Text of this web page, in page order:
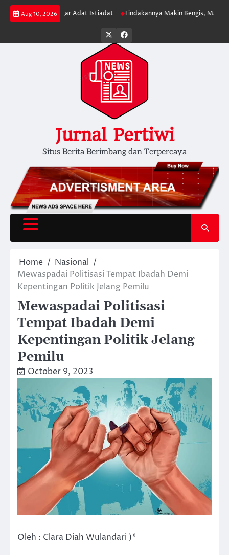
Skip
Aug 10, 2026
dan Langgar Adat Istiadat Tindakannya Makin Bengis, Mahasiswa
Twitterfacebook
Jurnal Pertiwi
Situs Berita Berimbang dan Terpercaya
Home
Nasional
Mewaspadai Politisasi Tempat Ibadah Demi
Kepentingan Politik Jelang Pemilu
Mewaspadai Politisasi
Tempat Ibadah Demi
Kepentingan Politik Jelang
Pemilu
October 9, 2023
Oleh : Clara Diah Wulandari )*